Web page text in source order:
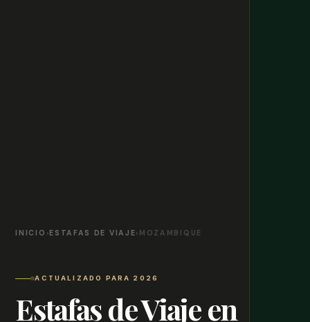
INICIO ›ESTAFAS DE VIAJE› MOZAMBIQUE
ACTUALIZADO PARA 2026
Estafas de Viaje en